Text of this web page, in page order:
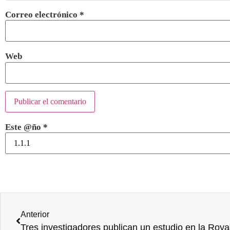
Correo electrónico *
Web
Este @ño *
Anterior